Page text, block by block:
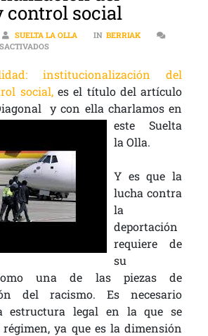
control social
SUELTA LA OLLA IN BERRIAK
EN LA DEPORTABILIDAD:
institucionalización del
social,es el título del artículo
y con ella charlamos en
este Suelta
la Olla.
Y es que la
lucha contra
la
deportación
requiere de
su
una de las piezas de
del racismo. Es necesario
estructura legal en la que se
ya que es la dimensión